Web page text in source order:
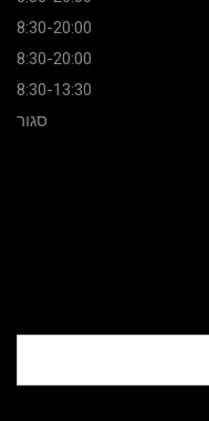
8:30-20:00
8:30-20:00
8:30-13:30
סגור